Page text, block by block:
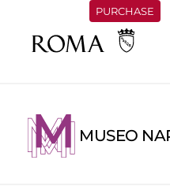
PURCHASE
MUSEO